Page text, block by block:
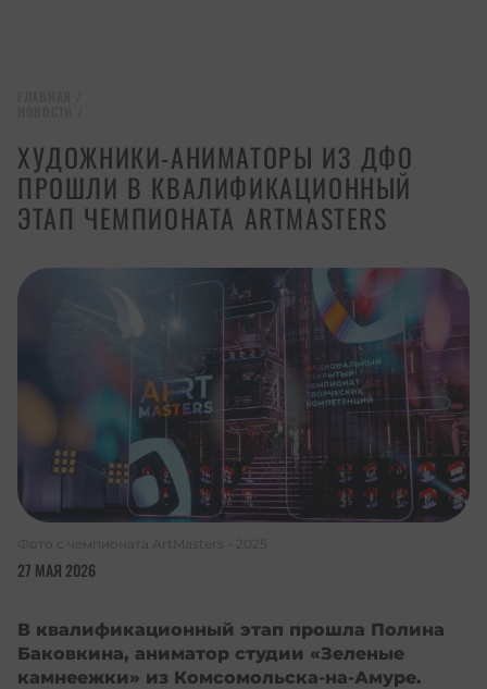
ХУДОЖНИКИ-АНИМАТОРЫ ИЗ ДФО
ПРОШЛИ В КВАЛИФИКАЦИОННЫЙ
ЭТАП ЧЕМПИОНАТА ARTMASTERS
27 МАЯ 2026
Фото с чемпионата ArtMasters - 2025
В квалификационный этап прошла Полина
Баковкина, аниматор студии «Зеленые
камнеежки» из Комсомольска-на-Амуре.